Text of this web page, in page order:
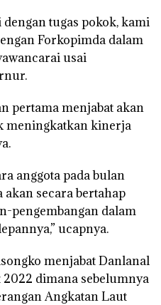
tugas pokok, kami
Forkopimda dalam
usai
pertama menjabat akan
meningkatkan kinerja
anggota pada bulan
secara bertahap
pengembangan dalam
ucapnya.
menjabat Danlanal
dimana sebelumnya
Angkatan Laut